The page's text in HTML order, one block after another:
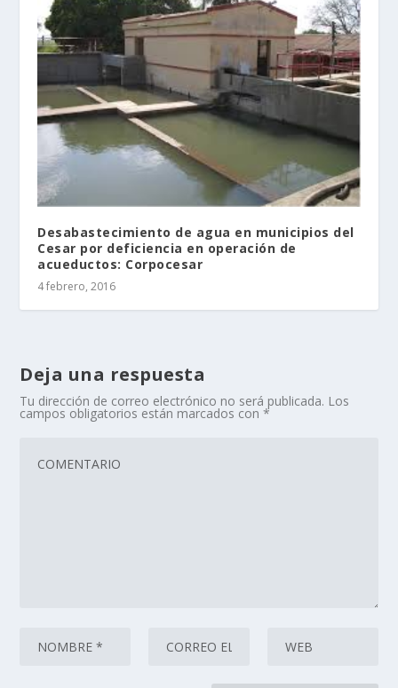
Desabastecimiento de agua en municipios del
Cesar por deficiencia en operación de
acueductos: Corpocesar
4 febrero, 2016
Deja una respuesta
Tu dirección de correo electrónico no será publicada. Los
campos obligatorios están marcados con*